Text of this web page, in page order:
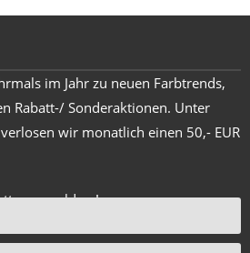
im Jahr zu neuen Farbtrends,
Rabatt-/ Sonderaktionen. Unter
wir monatlich einen 50,- EUR
anmelden !